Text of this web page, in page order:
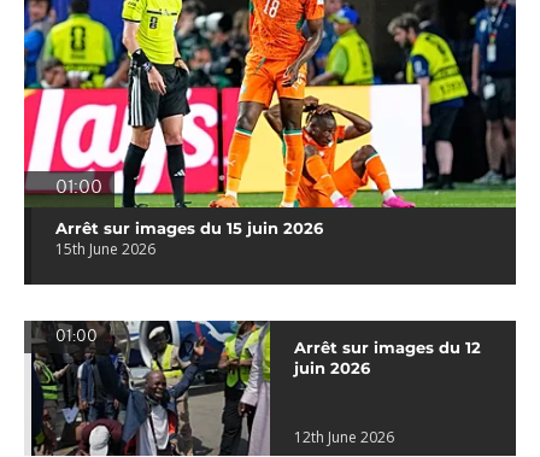
01:00
Arrêt sur images du 15 juin 2026
15th June 2026
01:00
Arrêt sur images du 12
juin 2026
12th June 2026